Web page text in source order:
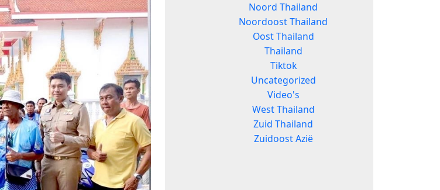
Noord Thailand
Noordoost Thailand
Oost Thailand
Thailand
Tiktok
Uncategorized
Video's
West Thailand
Zuid Thailand
Zuidoost Azië